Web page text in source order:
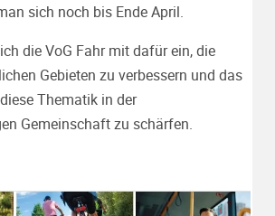
sich noch bis Ende April.
die VoG Fahr mit dafür ein, die
Gebieten zu verbessern und das
Thematik in der
Gemeinschaft zu schärfen.